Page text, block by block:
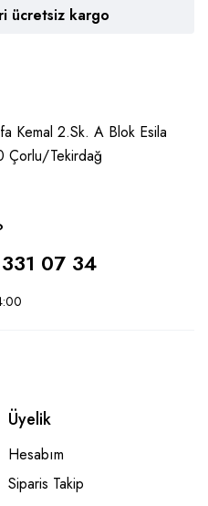
ücretsiz kargo
Kemal 2.Sk. A Blok Esila
Çorlu/Tekirdağ
07 34
Üyelik
Hesabım
Siparis Takip